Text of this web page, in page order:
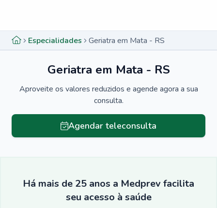
Especialidades Geriatra em Mata - RS
Geriatra em Mata - RS
Aproveite os valores reduzidos e agende agora a sua
consulta.
Agendar teleconsulta
Há mais de 25 anos a Medprev facilita
seu acesso à saúde